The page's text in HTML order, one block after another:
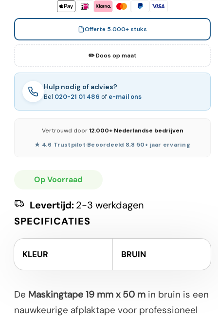
Offerte 5.000+ stuks
✏️ Doos op maat
Hulp nodig of advies?
Bel 020-21 01 486 of e-mail ons
Vertrouwd door12.000+ Nederlandse bedrijven
★ 4,6 Trustpilot·Beoordeeld 8,8·50+ jaar ervaring
Op Voorraad
Levertijd:2-3 werkdagen
SPECIFICATIES
KLEUR BRUIN
De Maskingtape 19 mm x 50 m in bruin is een
nauwkeurige afplaktape voor professioneel